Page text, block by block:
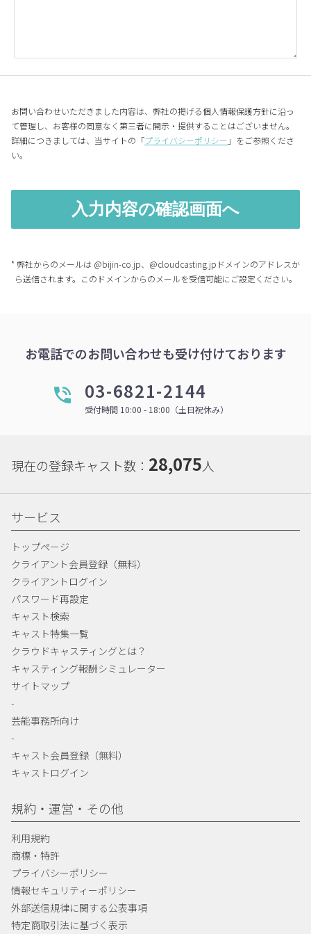
お問い合わせいただきました内容は、弊社の掲げる個人情報保護方針に沿っ
て管理し、お客様の同意なく第三者に開示・提供することはございません。
詳細につきましては、当サイトの「プライバシーポリシー 」をご参照くださ
い。
* 弊社からのメールは @bijin-co.jp、@cloudcasting.jpドメインのアドレスか
ら送信されます。このドメインからのメールを受信可能にご設定ください。
お電話でのお問い合わせも受け付けております
03-6821-2144
受付時間 10:00 - 18:00（土日祝休み）
現在の登録キャスト数： 28,075人
サービス
トップページ
クライアント会員登録（無料）
クライアントログイン
パスワード再設定
キャスト検索
キャスト特集一覧
クラウドキャスティングとは？
キャスティング報酬シミュレーター
サイトマップ
-
芸能事務所向け
-
キャスト会員登録（無料）
キャストログイン
規約・運営・その他
利用規約
商標・特許
プライバシーポリシー
情報セキュリティーポリシー
外部送信規律に関する公表事項
特定商取引法に基づく表示